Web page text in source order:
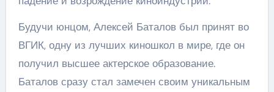
Будучи юнцом, Алексей Баталов был принят во
ВГИК, одну из лучших киношкол в мире, где он
получил высшее актерское образование.
Баталов сразу стал замечен своим уникальным